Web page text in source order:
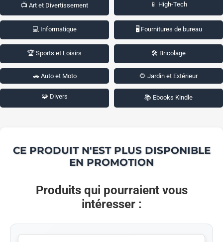
📺 Art et Divertissement 📱 High-Tech
💻 Informatique 🖥️ Fournitures de bureau
🏆 Sports et Loisirs 🛠️ Bricolage
🚗 Auto et Moto 🌻 Jardin et Extérieur
🧩 Divers 📚 Ebooks Kindle
CE PRODUIT N'EST PLUS DISPONIBLE
EN PROMOTION
Produits qui pourraient vous
intéresser :